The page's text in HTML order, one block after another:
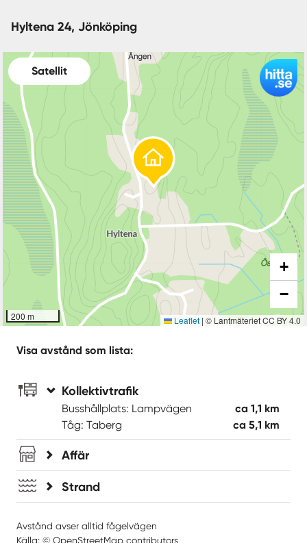
Hyltena 24, Jönköping
Satellit
200 m
+
−
Leaflet | © Lantmäteriet CC BY 4.0
Visa avstånd som lista:
Kollektivtrafik
Busshållplats: Lampvägen
ca 1,1 km
Tåg: Taberg
ca 5,1 km
Affär
Strand
Avstånd avser alltid fågelvägen
Källa: © OpenStreetMap contributors